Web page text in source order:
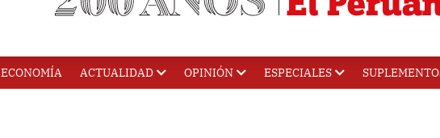
ECONOMÍA ACTUALIDAD OPINIÓN ESPECIALES